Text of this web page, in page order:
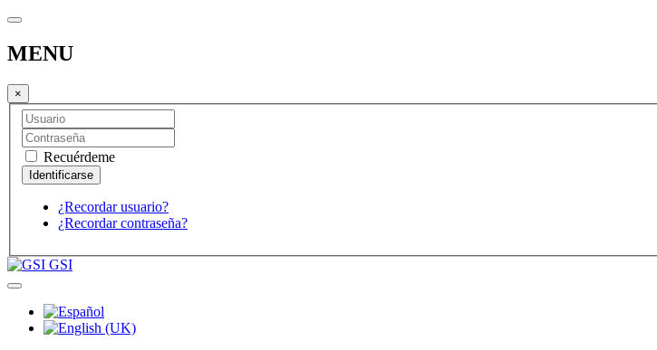
MENU
×
Recuérdeme
¿Recordar usuario?
¿Recordar contraseña?
GSI